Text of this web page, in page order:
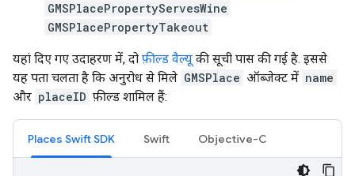
GMSPlacePropertyServesWine
GMSPlacePropertyTakeout
यहां दिए गए उदाहरण में, दो फ़ील्ड वैल्यू की सूची पास की गई है. इससे
यह पता चलता है कि अनुरोध से मिले GMSPlace ऑब्जेक्ट में name
और placeID फ़ील्ड शामिल हैं:
Places Swift SDK Swift Objective-C